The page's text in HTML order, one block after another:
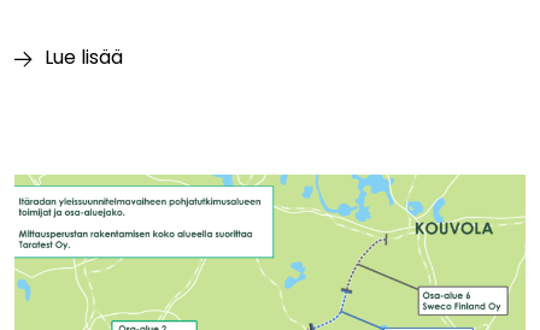
Lue lisää
teräs
ja
betoni
aiheuttavat
suurimmat
luontovaikutukset